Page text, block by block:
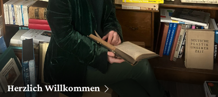
Herzlich Willkommen